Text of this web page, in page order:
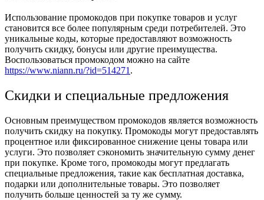
Использование промокодов при покупке товаров и услуг
становится все более популярным среди потребителей. Это
уникальные коды, которые предоставляют возможность
получить скидку, бонусы или другие преимущества.
Воспользоваться промокодом можно на сайте
https://www.niann.ru/?id=514271 .
Скидки и специальные предложения
Основным преимуществом промокодов является возможность
получить скидку на покупку. Промокоды могут предоставлять
процентное или фиксированное снижение цены товара или
услуги. Это позволяет сэкономить значительную сумму денег
при покупке. Кроме того, промокоды могут предлагать
специальные предложения, такие как бесплатная доставка,
подарки или дополнительные товары. Это позволяет
получить больше ценностей за ту же сумму.